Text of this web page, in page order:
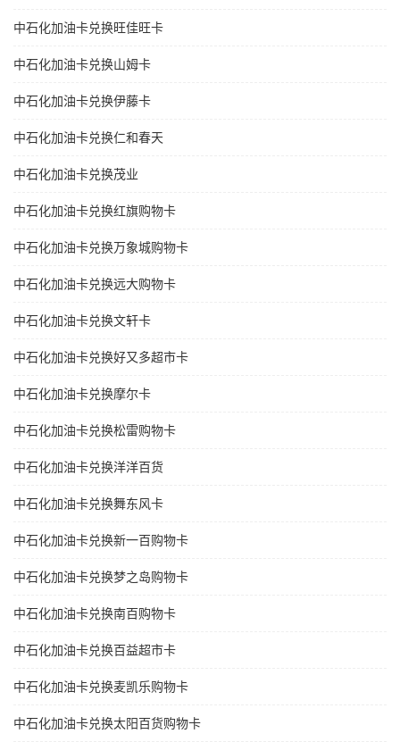
中石化加油卡兑换旺佳旺卡
中石化加油卡兑换山姆卡
中石化加油卡兑换伊藤卡
中石化加油卡兑换仁和春天
中石化加油卡兑换茂业
中石化加油卡兑换红旗购物卡
中石化加油卡兑换万象城购物卡
中石化加油卡兑换远大购物卡
中石化加油卡兑换文轩卡
中石化加油卡兑换好又多超市卡
中石化加油卡兑换摩尔卡
中石化加油卡兑换松雷购物卡
中石化加油卡兑换洋洋百货
中石化加油卡兑换舞东风卡
中石化加油卡兑换新一百购物卡
中石化加油卡兑换梦之岛购物卡
中石化加油卡兑换南百购物卡
中石化加油卡兑换百益超市卡
中石化加油卡兑换麦凯乐购物卡
中石化加油卡兑换太阳百货购物卡